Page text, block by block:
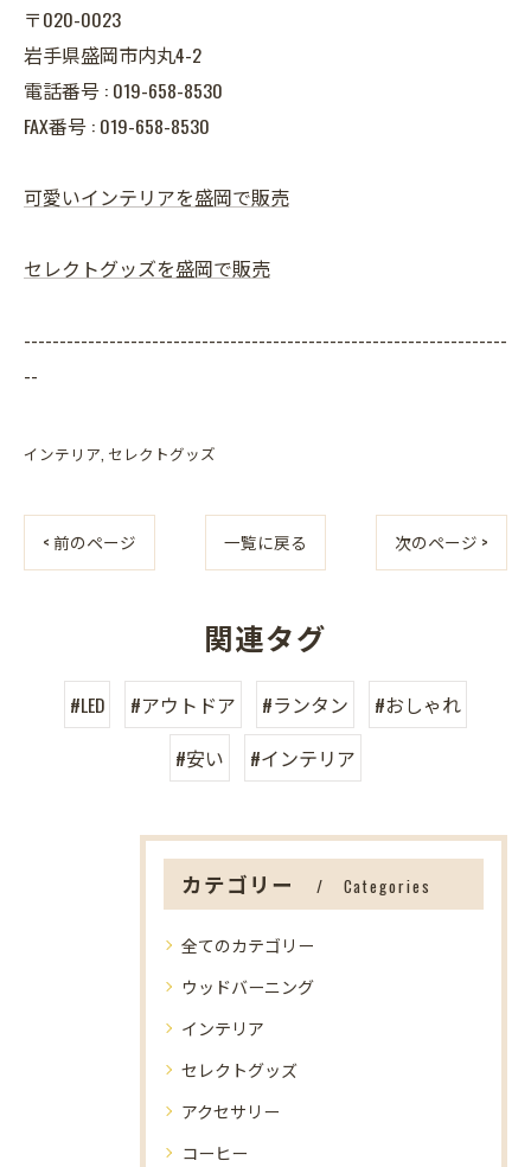
〒020-0023
岩手県盛岡市内丸4-2
電話番号 : 019-658-8530
FAX番号 : 019-658-8530
可愛いインテリアを盛岡で販売
セレクトグッズを盛岡で販売
--------------------------------------------------------------------
--
インテリア セレクトグッズ
< 前のページ 一覧に戻る 次のページ >
関連タグ
#LED #アウトドア #ランタン
#おしゃれ
#安い
#インテリア
カテゴリー Categories
全てのカテゴリー
ウッドバーニング
インテリア
セレクトグッズ
アクセサリー
コーヒー